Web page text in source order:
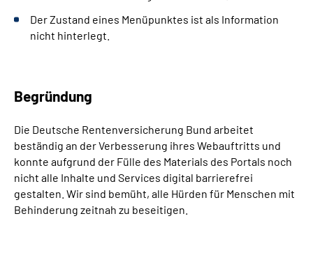
Der Zustand eines Menüpunktes ist als Information
nicht hinterlegt.
Begründung
Die Deutsche Rentenversicherung Bund arbeitet
beständig an der Verbesserung ihres Webauftritts und
konnte aufgrund der Fülle des Materials des Portals noch
nicht alle Inhalte und Services digital barrierefrei
gestalten. Wir sind bemüht, alle Hürden für Menschen mit
Behinderung zeitnah zu beseitigen.